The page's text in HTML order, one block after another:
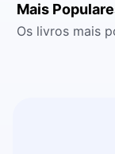
Mais
Os livros mais